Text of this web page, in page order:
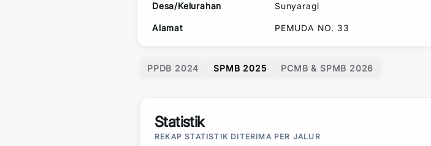
Desa/Kelurahan Sunyaragi
Alamat PEMUDA NO. 33
PPDB 2024 SPMB 2025 PCMB & SPMB 2026
Statistik
REKAP STATISTIK DITERIMA PER JALUR